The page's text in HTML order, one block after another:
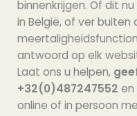
binnenkrijgen. Of dit
in België, of ver buiten
antwoord op elk
Laat ons u helpen,
+32(0)487247552 en
online of in persoon